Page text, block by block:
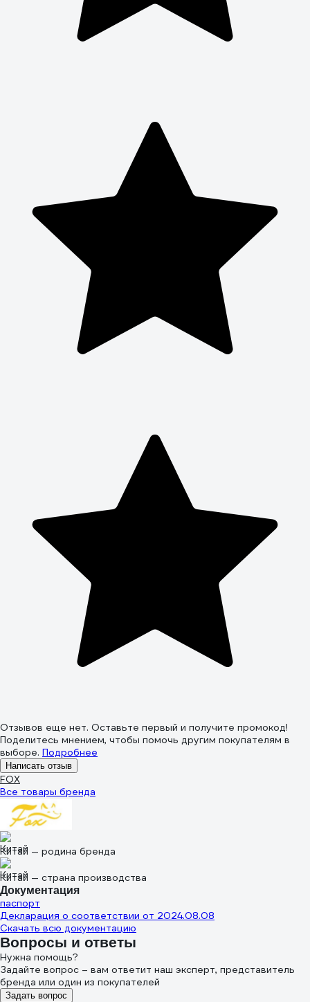
Отзывов еще нет. Оставьте первый и получите промокод!
Поделитесь мнением, чтобы помочь другим покупателям в
выборе. Подробнее
Написать отзыв
FOX
Все товары бренда
Китай — родина бренда
Китай — страна производства
Документация
паспорт
Декларация о соответствии от 2024.08.08
Скачать всю документацию
Вопросы и ответы
Нужна помощь?
Задайте вопрос – вам ответит наш эксперт, представитель
бренда или один из покупателей
Задать вопрос